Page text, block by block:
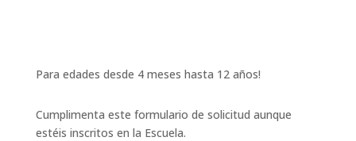
Para edades desde 4 meses hasta 12 años!
Cumplimenta este formulario de solicitud aunque
estéis inscritos en la Escuela.